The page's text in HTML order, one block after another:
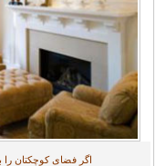
اگر فضای کوچکتان را